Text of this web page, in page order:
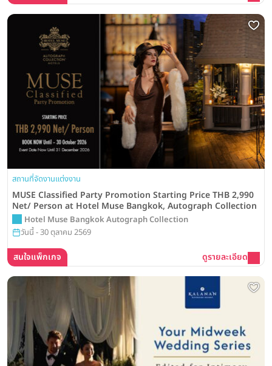
สถานที่จัดงานแต่งงาน
MUSE Classified Party Promotion Starting Price THB 2,990
Net/ Person at Hotel Muse Bangkok, Autograph Collection
Hotel Muse Bangkok Autograph Collection
วันนี้ - 30 ตุลาคม 2569
สนใจแพ็กเกจ ดูรายละเอียด